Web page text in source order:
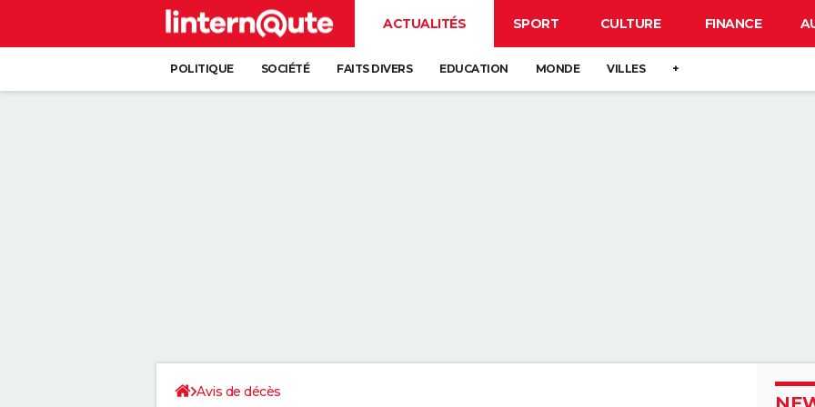
ACTUALITÉS SPORT CULTURE FINANCE
POLITIQUE SOCIÉTÉ FAITS DIVERS EDUCATION MONDE VILLES +
Avis de décès